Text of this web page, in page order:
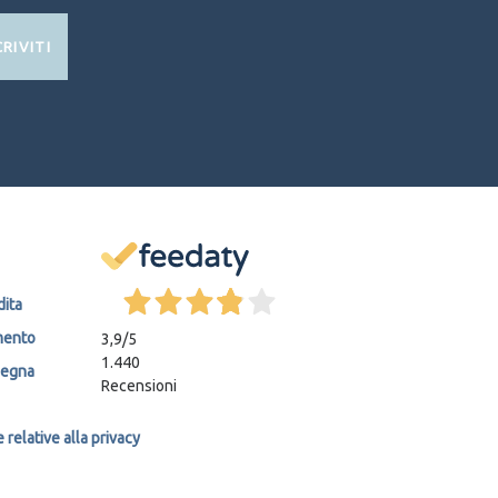
relative alla privacy
3,9/5
1.440
Recensioni